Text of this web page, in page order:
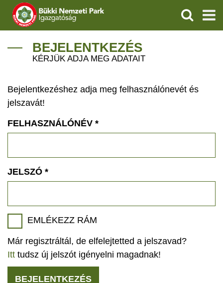
IGAZGATÓSÁG
VÍZVÉDELEM
ÖKOTURIZMUS
GEOPARKOK
KERESÉS
BEJELENTKEZÉS
KÉRJÜK ADJA MEG ADATAIT
Bejelentkezéshez adja meg felhasználónevét és
jelszavát!
FELHASZNÁLÓNÉV *
JELSZÓ *
EMLÉKEZZ RÁM
Már regisztráltál, de elfelejtetted a jelszavad?
Itt tudsz új jelszót igényelni magadnak!
BEJELENTKEZÉS